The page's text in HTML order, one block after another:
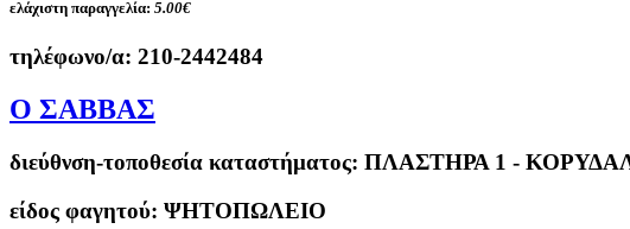
ελάχιστη παραγγελία: 5.00€
τηλέφωνο/α: 210-2442484
Ο ΣΑΒΒΑΣ
διεύθνση-τοποθεσία καταστήματος: ΠΛΑΣΤΗΡΑ 1 -
είδος φαγητού: ΨΗΤΟΠΩΛΕΙΟ